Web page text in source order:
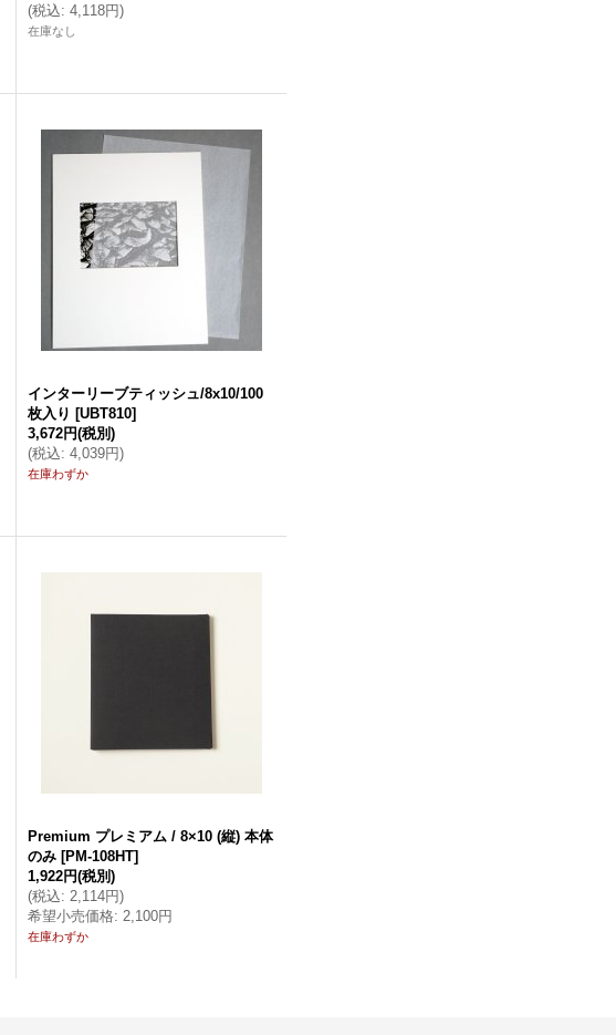
(税込: 4,118円)
在庫なし
インターリーブティッシュ/8x10/100
枚入り [UBT810]
3,672円(税別)
(税込: 4,039円)
在庫わずか
Premium プレミアム / 8×10 (縦) 本体
のみ [PM-108HT]
1,922円(税別)
(税込: 2,114円)
希望小売価格: 2,100円
在庫わずか